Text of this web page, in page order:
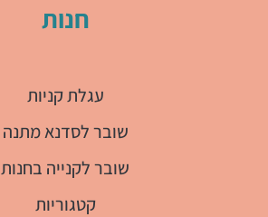
חנות
עגלת קניות
שובר לסדנא מתנה
שובר לקנייה בחנות
קטגוריות